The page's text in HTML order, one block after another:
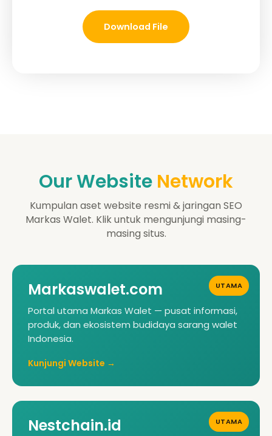
Download File
Our Website Network
Kumpulan aset website resmi & jaringan SEO
Markas Walet. Klik untuk mengunjungi masing-
masing situs.
UTAMA
Markaswalet.com
Portal utama Markas Walet — pusat informasi,
produk, dan ekosistem budidaya sarang walet
Indonesia.
Kunjungi Website →
UTAMA
Nestchain.id